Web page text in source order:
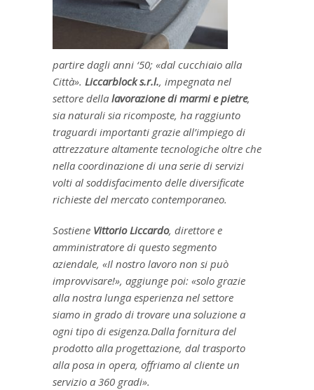
partire dagli anni ‘50; «dal cucchiaio alla
Città». Liccarblock s.r.l., impegnata nel
settore della lavorazione di marmi e pietre,
sia naturali sia ricomposte, ha raggiunto
traguardi importanti grazie all’impiego di
attrezzature altamente tecnologiche oltre che
nella coordinazione di una serie di servizi
volti al soddisfacimento delle diversificate
richieste del mercato contemporaneo.
Sostiene Vittorio Liccardo, direttore e
amministratore di questo segmento
aziendale, «Il nostro lavoro non si può
improvvisare!», aggiunge poi: «solo grazie
alla nostra lunga esperienza nel settore
siamo in grado di trovare una soluzione a
ogni tipo di esigenza.Dalla fornitura del
prodotto alla progettazione, dal trasporto
alla posa in opera, offriamo al cliente un
servizio a 360 gradi».